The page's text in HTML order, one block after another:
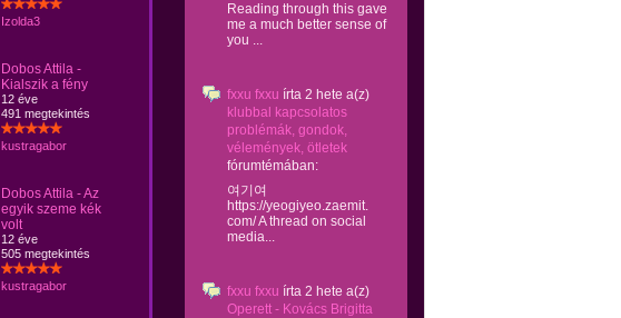
Izolda3
Dobos Attila -
Kialszik a fény
12 éve
491 megtekintés
kustragabor
Dobos Attila - Az
egyik szeme kék
volt
12 éve
505 megtekintés
kustragabor
Reading through this gave
me a much better sense of
you ...
fxxu fxxu írta 2 hete a(z)
klubbal kapcsolatos
problémák, gondok,
vélemények, ötletek
fórumtémában:
여기여
https://yeogiyeo.zaemit.
com/ A thread on social
media...
fxxu fxxu írta 2 hete a(z)
Operett - Kovács Brigitta